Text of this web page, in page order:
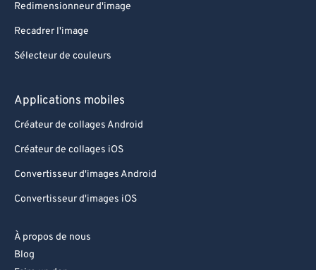
Redimensionneur d'image
Recadrer l'image
Sélecteur de couleurs
Applications mobiles
Créateur de collages Android
Créateur de collages iOS
Convertisseur d'images Android
Convertisseur d'images iOS
À propos de nous
Blog